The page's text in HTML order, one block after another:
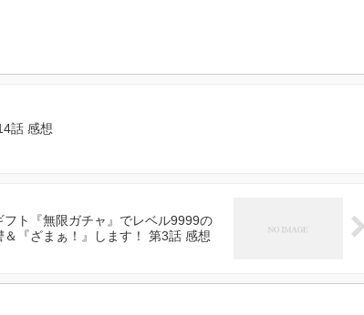
話 感想
ト『無限ガチャ』でレベル9999の
『ざまぁ！』します！ 第3話 感想